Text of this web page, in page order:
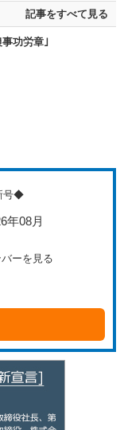
記事をすべて見る
功労章｣
号◆
年08月
ーを見る